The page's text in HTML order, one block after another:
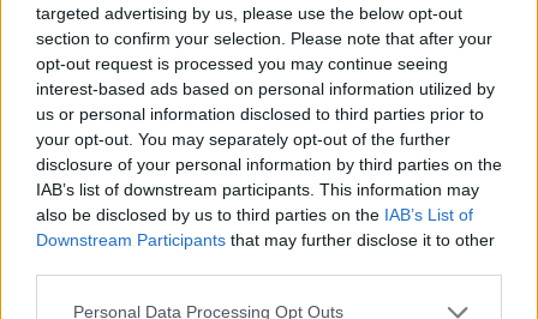
targeted advertising by us, please use the below opt-out
section to confirm your selection. Please note that after your
opt-out request is processed you may continue seeing
interest-based ads based on personal information utilized by
us or personal information disclosed to third parties prior to
your opt-out. You may separately opt-out of the further
disclosure of your personal information by third parties on the
IAB’s list of downstream participants. This information may
also be disclosed by us to third parties on the IAB’s List of
Downstream Participants that may further disclose it to other
Personal Data Processing Opt Outs
Ingredienser
♥ 4 egg
♥ 3 dl sukker
♥2,5 dl hvetemel
♥1 ts bakepulver
♥3 ts vaniljesukker
♥1 dl kakao